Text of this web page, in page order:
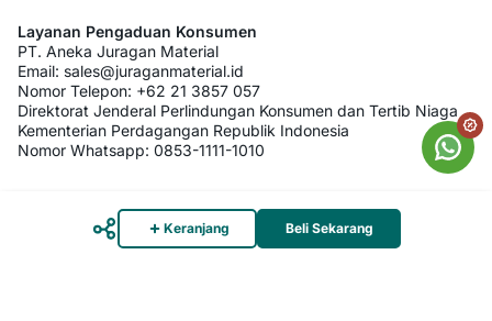
Layanan Pengaduan Konsumen
PT. Aneka Juragan Material
Email: sales@juraganmaterial.id
Nomor Telepon: +62 21 3857 057
Direktorat Jenderal Perlindungan Konsumen dan Tertib Niaga
Kementerian Perdagangan Republik Indonesia
Nomor Whatsapp: 0853-1111-1010
Keranjang Beli Sekarang